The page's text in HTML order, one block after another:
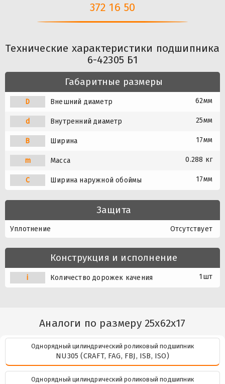
372 16 50
Технические характеристики подшипника
6-42305 Б1
Габаритные размеры
D Внешний диаметр 62мм
d Внутренний диаметр 25мм
B Ширина 17мм
m Масса 0.288 кг
C Ширина наружной обоймы 17мм
Защита
Уплотнение Отсутствует
Конструкция и исполнение
i Количество дорожек качения 1шт
Аналоги по размеру 25x62x17
Однорядный цилиндрический роликовый подшипник
NU305 (CRAFT, FAG, FBJ, ISB, ISO)
Однорядный цилиндрический роликовый подшипник